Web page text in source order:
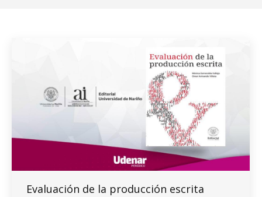
Evaluación de la producción escrita